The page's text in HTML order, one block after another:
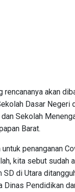
rencananya akan
Dasar Negeri
Sekolah
Barat.
penanganan
kita sebut sudah
SD di Utara
Dinas Pendidikan